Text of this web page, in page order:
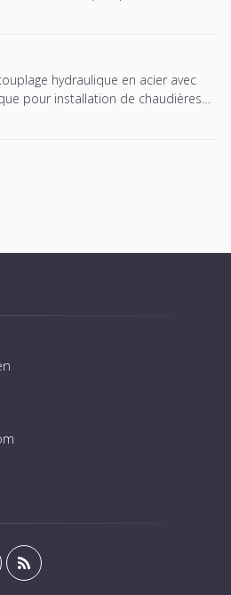
hydraulique en acier avec
pour installation de chaudières